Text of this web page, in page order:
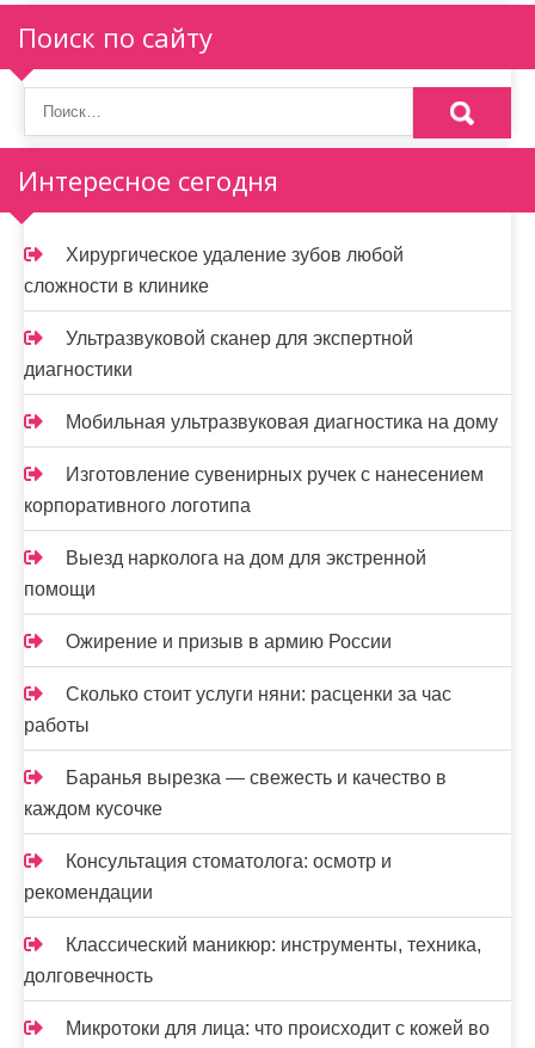
я
п
о
з
а
п
и
с
я
м
Поиск по сайту
Интересное сегодня
Хирургическое удаление зубов любой
сложности в клинике
Ультразвуковой сканер для экспертной
диагностики
Мобильная ультразвуковая диагностика на дому
Изготовление сувенирных ручек с нанесением
корпоративного логотипа
Выезд нарколога на дом для экстренной
помощи
Ожирение и призыв в армию России
Сколько стоит услуги няни: расценки за час
работы
Баранья вырезка — свежесть и качество в
каждом кусочке
Консультация стоматолога: осмотр и
рекомендации
Классический маникюр: инструменты, техника,
долговечность
Микротоки для лица: что происходит с кожей во